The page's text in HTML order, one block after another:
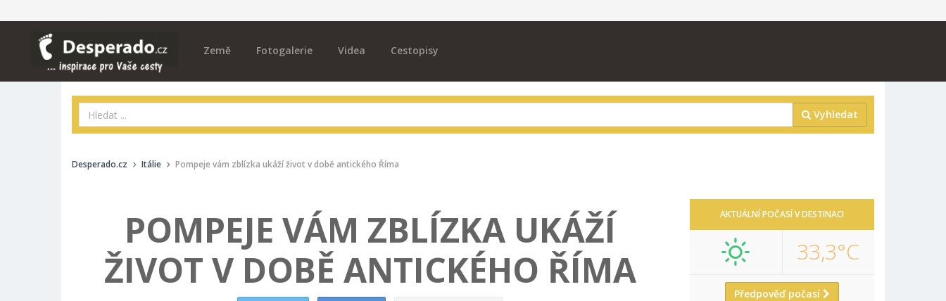
Země Fotogalerie Videa Cestopisy
Vyhledat
Desperado.cz Itálie Pompeje vám zblízka ukáží život v době antického Říma
POMPEJE VÁM ZBLÍZKA UKÁŽÍ
ŽIVOT V DOBĚ ANTICKÉHO ŘÍMA
AKTUÁLNÍ POČASÍ V DESTINACI
33,3°C
Předpověď počasí